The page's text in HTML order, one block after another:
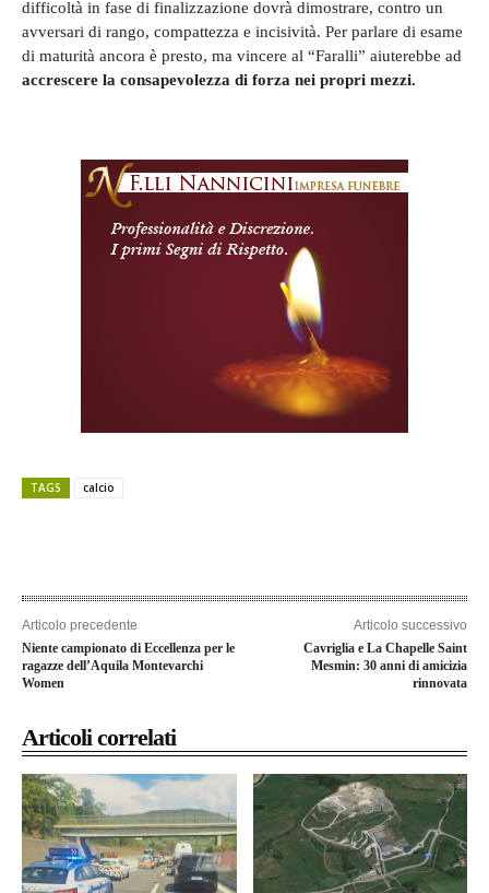
difficoltà in fase di finalizzazione dovrà dimostrare, contro un
avversari di rango, compattezza e incisività. Per parlare di esame
di maturità ancora è presto, ma vincere al “Faralli” aiuterebbe ad
accrescere la consapevolezza di forza nei propri mezzi.
TAGS calcio
Articolo precedente
Niente campionato di Eccellenza per le
ragazze dell’Aquila Montevarchi
Women
Articolo successivo
Cavriglia e La Chapelle Saint
Mesmin: 30 anni di amicizia
rinnovata
Articoli correlati